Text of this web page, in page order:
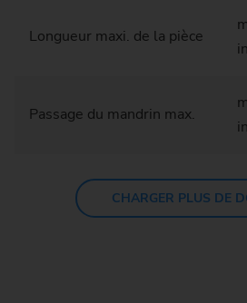
Longueur maxi. de la pièce
in
Passage du mandrin max.
in
CHARGER PLUS DE